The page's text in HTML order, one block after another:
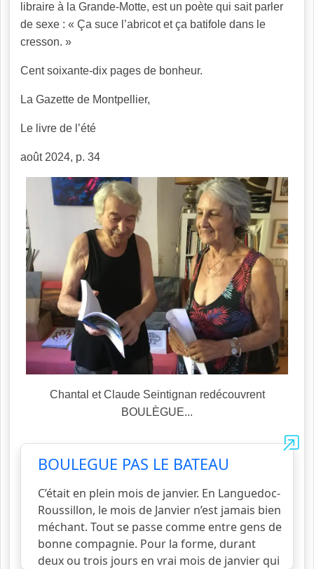
libraire à la Grande-Motte, est un poète qui sait parler
de sexe : « Ça suce l’abricot et ça batifole dans le
cresson. »
Cent soixante-dix pages de bonheur.
La Gazette de Montpellier,
Le livre de l’été
août 2024, p. 34
Chantal et Claude Seintignan redécouvrent
BOULÈGUE...
BOULEGUE PAS LE BATEAU
C’était en plein mois de janvier. En Languedoc-
Roussillon, le mois de Janvier n’est jamais bien
méchant. Tout se passe comme entre gens de
bonne compagnie. Pour la forme, durant
deux ou trois jours en vrai mois de janvier qui